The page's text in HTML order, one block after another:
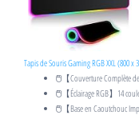
Tapis de Souris Gaming RGB XXL (800 x
🖱️【Couverture Complète
🖱️【Éclairage RGB】14
🖱️【Base en Caoutchouc